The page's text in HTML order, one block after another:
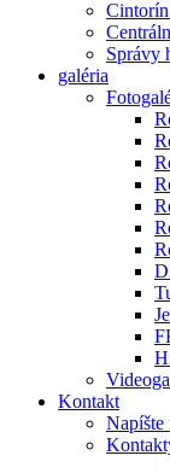
Správy
galéria
Kontakt
Napíšte